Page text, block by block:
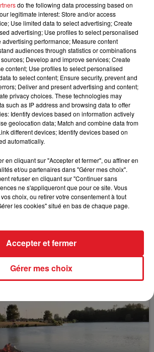
C3 : 12 - 8 - 9 - 7 - 2
C4 : 10 - 1 - 6 - 12 - 11
C5 : 6 - 2 - 5 - 12 - 9
: 10 - 12 - 4 - 6 - 13
C7 : 10 - 12 - 6 - 5 - 9
C8: 4 - 6 - 5 - 9
POUR HOMICIDE
EN COURS, APRÈS LA...
éléments, le logement servait
do the following data processing based on
legitimate interest: Store and/or access
Use limited data to select advertising; Create
advertising; Use profiles to select personalised
performance; Measure content
audiences through statistics or combinations
Develop and improve services; Create
content; Use profiles to select personalised
to select content; Ensure security, prevent and
Deliver and present advertising and content;
privacy choices. These technologies may
such as IP address and browsing data to offer
Identify devices based on information actively
geolocation data; Match and combine data from
different devices; Identify devices based on
automatically.
en cliquant sur "Accepter et fermer", ou affiner en
et/ou partenaires dans "Gérer mes choix".
refuser en cliquant sur "Continuer sans
ne s'appliqueront que pour ce site. Vous
choix, ou retirer votre consentement à tout
les cookies" situé en bas de chaque page.
Gérer mes choix
Accepter et fermer